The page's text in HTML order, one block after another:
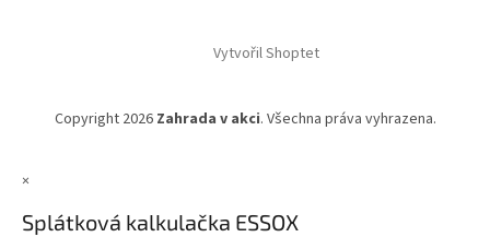
Vytvořil Shoptet
Copyright 2026 Zahrada v akci. Všechna práva vyhrazena.
×
Splátková kalkulačka ESSOX